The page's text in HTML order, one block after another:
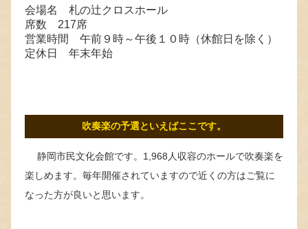
会場名 札の辻クロスホール
席数 217席
営業時間 午前９時～午後１０時（休館日を除く）
定休日 年末年始
吹奏楽の予選といえばここです。
静岡市民文化会館です。1,968人収容のホールで吹奏楽を
楽しめます。毎年開催されていますので近くの方はご覧に
なった方が良いと思います。